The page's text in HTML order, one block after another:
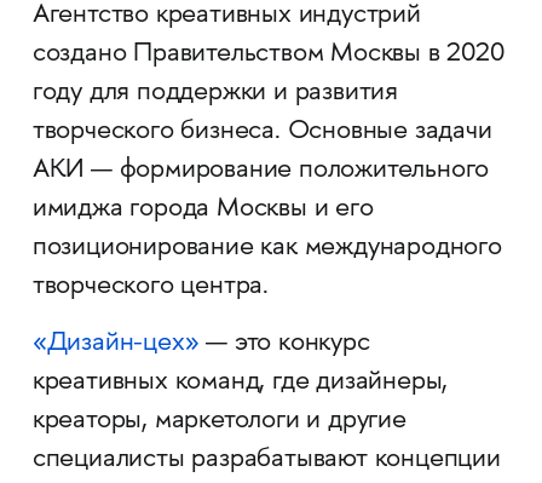
Агентство креативных индустрий
создано Правительством Москвы в 2020
году для поддержки и развития
творческого бизнеса. Основные задачи
АКИ — формирование положительного
имиджа города Москвы и его
позиционирование как международного
творческого центра.
«Дизайн-цех» — это конкурс
креативных команд, где дизайнеры,
креаторы, маркетологи и другие
специалисты разрабатывают концепции